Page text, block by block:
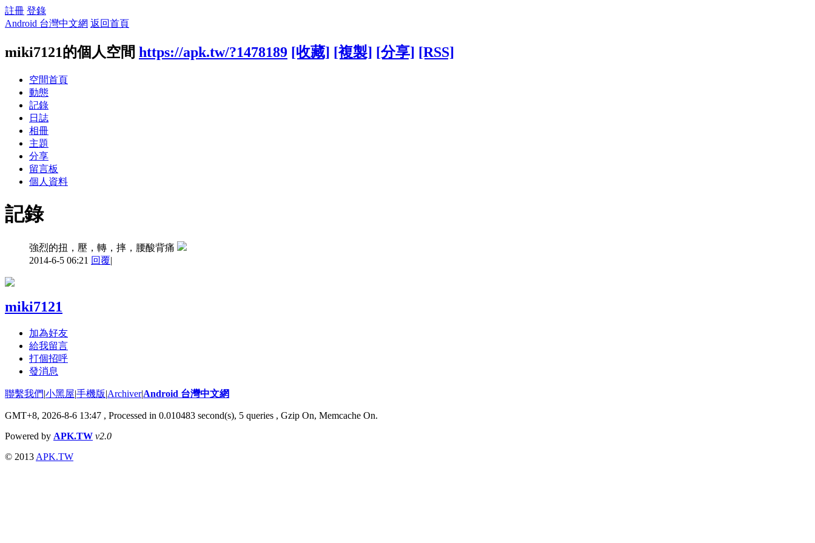
註冊 登錄
Android 台灣中文網 返回首頁
miki7121的個人空間 https://apk.tw/?1478189 [收藏] [複製] [分享] [RSS]
空間首頁
動態
記錄
日誌
相冊
主題
分享
留言板
個人資料
記錄
強烈的扭，壓，轉，摔，腰酸背痛
2014-6-5 06:21 回覆|
miki7121
加為好友
給我留言
打個招呼
發消息
聯繫我們|小黑屋|手機版|Archiver|Android 台灣中文網
GMT+8, 2026-8-6 13:47 , Processed in 0.010483 second(s), 5 queries , Gzip On, Memcache On.
Powered by APK.TW v2.0
© 2013 APK.TW